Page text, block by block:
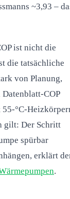
~3,93 –
ist nicht die
die tatsächliche
von Planung,
COP
°C-
gilt: Der Schritt
spürbar
erklärt
.